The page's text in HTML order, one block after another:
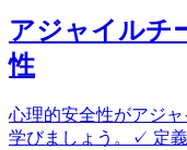
アジャイルチ
性
心理的安全性がアジ
学びましょう。✓ 定